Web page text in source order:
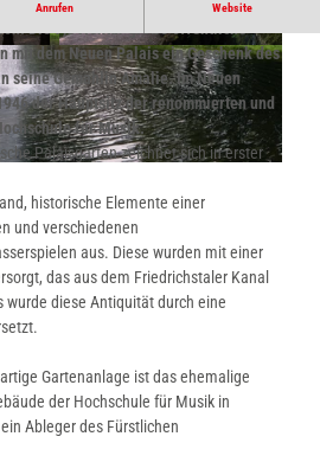
|
CC-BY-SA
© Teutoburger Wald / Detmold / B. Fromberger
| CC-BY-SA
Anrufen Website
mit dem Neuen Palais ein Geschenk des
seine Gemahlin Amalie. Im Neuen
der Hauptsitz der renommierten und
für Musik.
Palaisgarten zeichnet sich in erster
historische Elemente einer
und verschiedenen
aus. Diese wurden mit einer
das aus dem Friedrichstaler Kanal
diese Antiquität durch eine
Gartenanlage ist das ehemalige
der Hochschule für Musik in
Ableger des Fürstlichen